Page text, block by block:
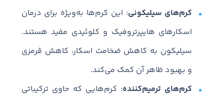
کرم‌های سیلیکونی: این کرم‌ها به‌ویژه برای درمان
اسکارهای هایپرتروفیک و کلوئیدی مفید هستند.
سیلیکون به کاهش ضخامت اسکار، کاهش قرمزی
و بهبود ظاهر آن کمک می‌کند.
کرم‌های ترمیم‌کننده: کرم‌هایی که حاوی ترکیباتی